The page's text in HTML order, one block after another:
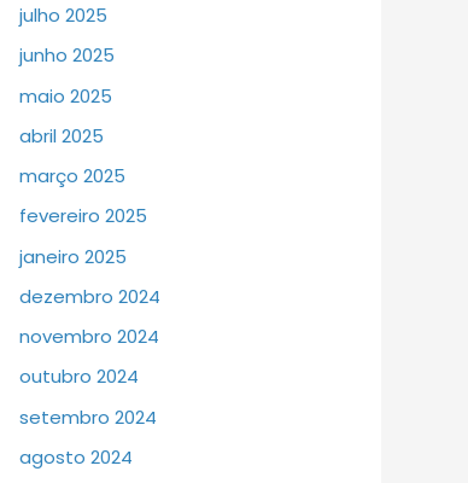
julho 2025
junho 2025
maio 2025
abril 2025
março 2025
fevereiro 2025
janeiro 2025
dezembro 2024
novembro 2024
outubro 2024
setembro 2024
agosto 2024